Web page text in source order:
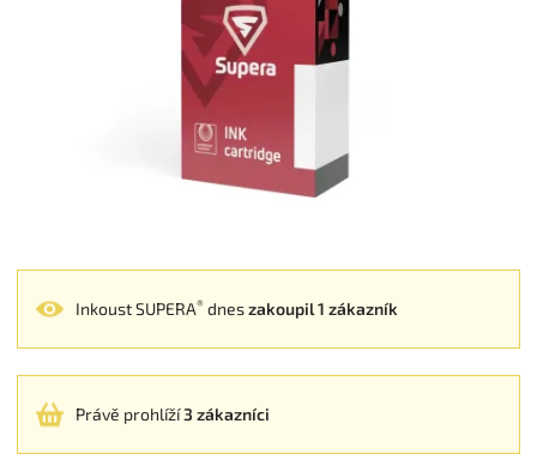
Inkoust SUPERA® dneszakoupil 1 zákazník
Právě prohlíží3 zákazníci